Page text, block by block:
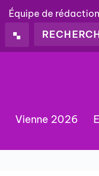
Équipe de rédaction
Vienne 2026